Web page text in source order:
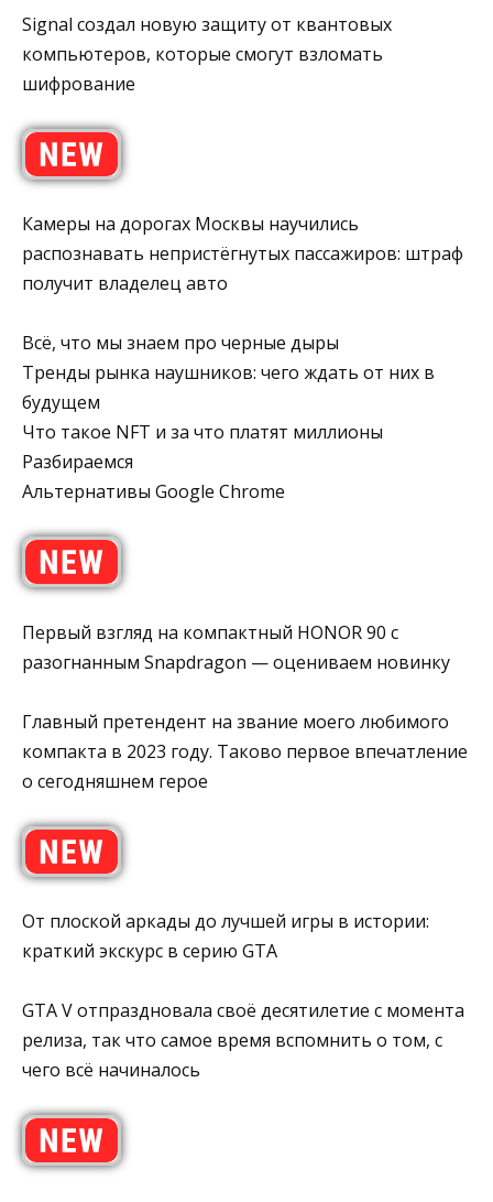
Signal создал новую защиту от квантовых
компьютеров, которые смогут взломать
шифрование
Камеры на дорогах Москвы научились
распознавать непристёгнутых пассажиров: штраф
получит владелец авто
Всё, что мы знаем про черные дыры
Тренды рынка наушников: чего ждать от них в
будущем
Что такое NFT и за что платят миллионы
Разбираемся
Альтернативы Google Chrome
Первый взгляд на компактный HONOR 90 с
разогнанным Snapdragon — оцениваем новинку
Главный претендент на звание моего любимого
компакта в 2023 году. Таково первое впечатление
о сегодняшнем герое
От плоской аркады до лучшей игры в истории:
краткий экскурс в серию GTA
GTA V отпраздновала своё десятилетие с момента
релиза, так что самое время вспомнить о том, с
чего всё начиналось